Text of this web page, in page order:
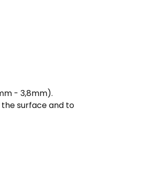
- 3,8mm).
surface and to